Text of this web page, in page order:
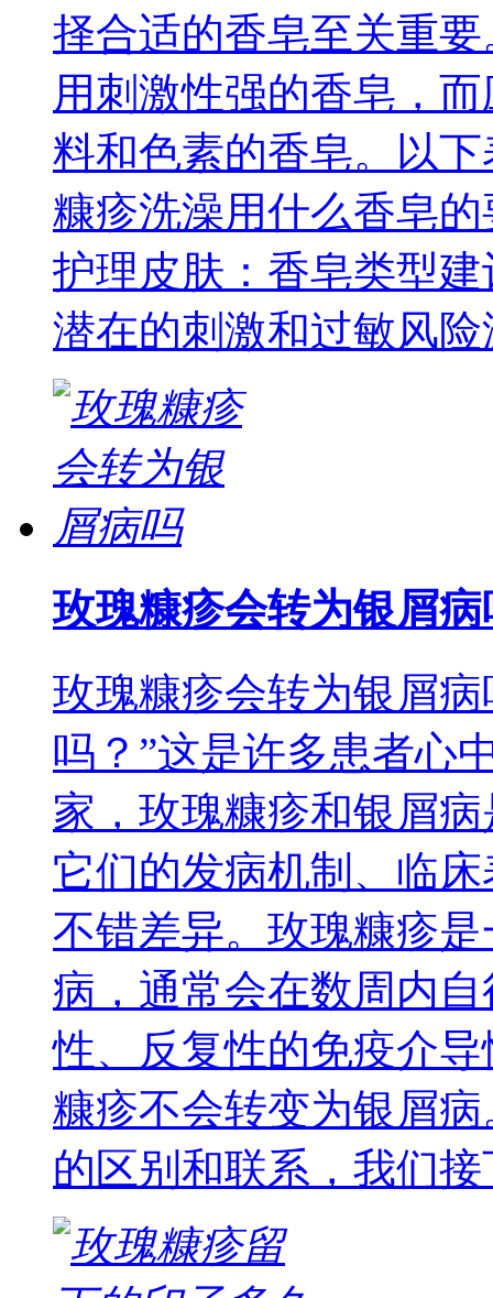
择合适的香皂至关重
用刺激性强的香皂，
料和色素的香皂。以
糠疹洗澡用什么香皂
护理皮肤：香皂类型
潜在的刺激和过敏风
玫瑰糠疹会转为银屑病
玫瑰糠疹会转为银屑
吗？”这是许多患者心
家，玫瑰糠疹和银屑
它们的发病机制、临
不错差异。玫瑰糠疹
病，通常会在数周内
性、反复性的免疫介
糠疹不会转变为银屑
的区别和联系，我们